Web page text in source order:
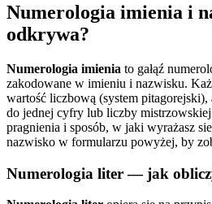
Numerologia imienia i
odkrywa?
Numerologia imienia to gałąź
zakodowane w imieniu i nazwisku.
wartość liczbową (system
do jednej cyfry lub liczby
pragnienia i sposób, w jaki wyrażasz
nazwisko w formularzu powyżej, by
Numerologia liter — jak